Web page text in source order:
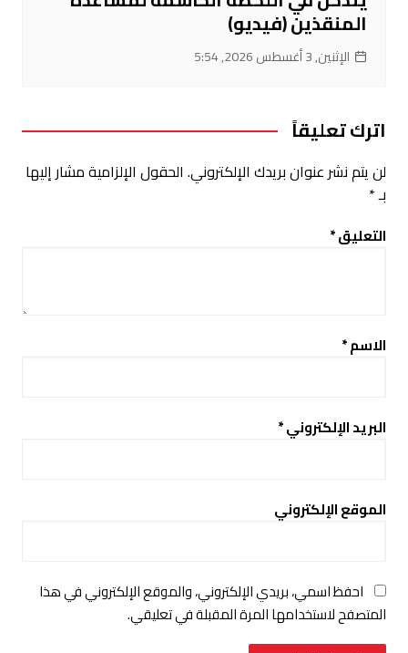
المنقذين (فيديو)
الإثنين, 3 أغسطس 2026, 5:54
اترك تعليقاً
لن يتم نشر عنوان بريدك الإلكتروني. الحقول الإلزامية مشار إليها
بـ*
التعليق*
الاسم*
البريد الإلكتروني*
الموقع الإلكتروني
احفظ اسمي، بريدي الإلكتروني، والموقع الإلكتروني في هذا
المتصفح لاستخدامها المرة المقبلة في تعليقي.